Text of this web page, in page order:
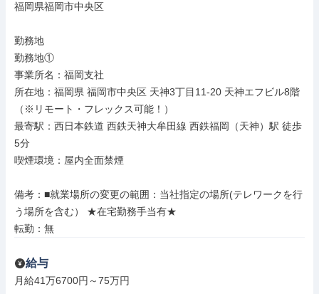
福岡県福岡市中央区
勤務地
勤務地①
事業所名：福岡支社
所在地：福岡県 福岡市中央区 天神3丁目11-20 天神エフビル8階
（※リモート・フレックス可能！）
最寄駅：西日本鉄道 西鉄天神大牟田線 西鉄福岡（天神）駅 徒歩
5分
喫煙環境：屋内全面禁煙
備考：■就業場所の変更の範囲：当社指定の場所(テレワークを行
う場所を含む） ★在宅勤務手当有★
転勤：無
給与
月給41万6700円～75万円